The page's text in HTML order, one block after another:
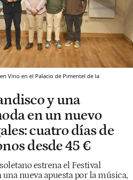
Vino en el Palacio de Pimentel de la
y una
en un nuevo
cuatro días de
desde 45 €
estrena el Festival
una nueva apuesta por la música,